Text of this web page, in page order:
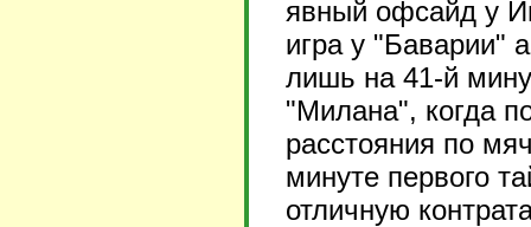
явный офсайд у
игра у "Баварии"
лишь на 41-й
"Милана", когда
расстояния по
минуте первого
отличную